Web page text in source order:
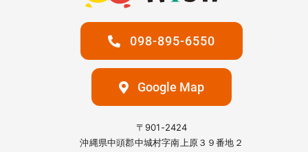
098-895-6550
Google Map
〒901-2424
沖縄県中頭郡中城村字南上原３９番地２